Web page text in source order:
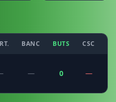
BANC BUTS CSC
— 0 —